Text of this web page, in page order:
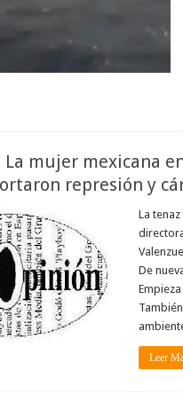
mujer mexicana
represión y
La
De
Leer